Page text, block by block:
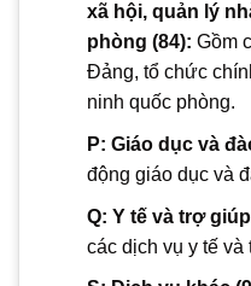
xã hội, quản lý
phòng (84): Gồm
Đảng, tổ chức
ninh quốc phòng.
P: Giáo dục và
động giáo dục và
Q: Y tế và trợ
các dịch vụ y tế và